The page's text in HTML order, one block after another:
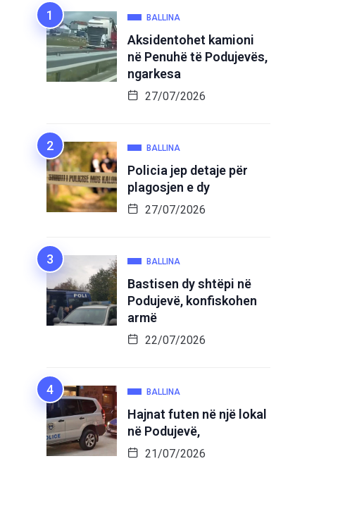
BALLINA
Aksidentohet kamioni
në Penuhë të Podujevës,
ngarkesa
27/07/2026
BALLINA
Policia jep detaje për
plagosjen e dy
27/07/2026
BALLINA
Bastisen dy shtëpi në
Podujevë, konfiskohen
armë
22/07/2026
BALLINA
Hajnat futen në një lokal
në Podujevë,
21/07/2026